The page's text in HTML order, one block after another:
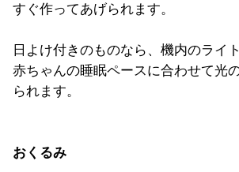
すぐ作ってあげられます。
日よけ付きのものなら、機内のライ
赤ちゃんの睡眠ペースに合わせて光
られます。
おくるみ